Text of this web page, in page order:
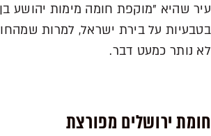
עיר שהיא "מוקפת חומה מימות יהושע בן
בטבעיות על בירת ישראל, למרות
לא נותר כמעט דבר.
חומת ירושלים מפורצת